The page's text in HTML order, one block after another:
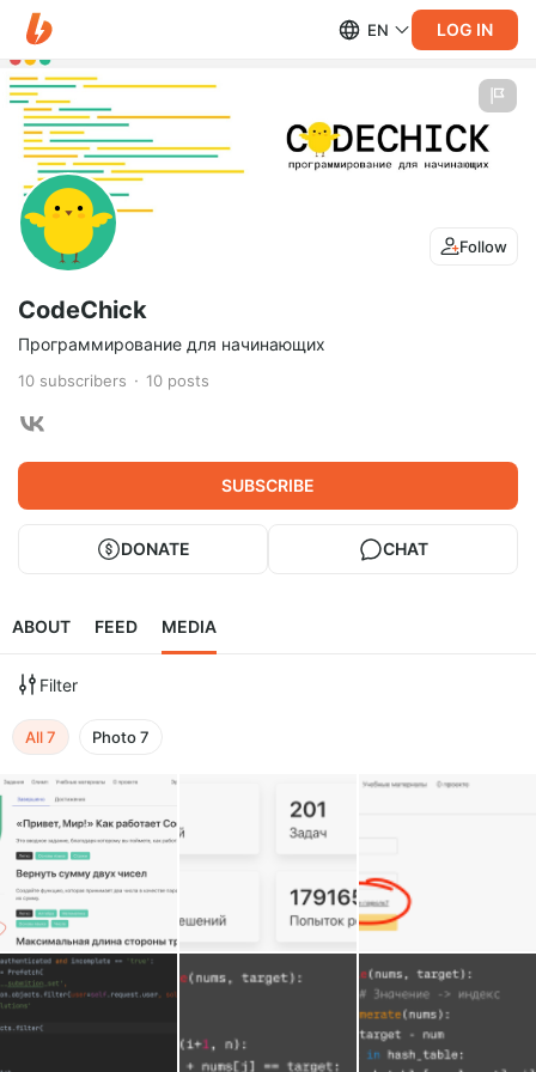
EN LOG IN
Follow
CodeChick
Программирование для начинающих
10 subscribers 10 posts
SUBSCRIBE
DONATE CHAT
ABOUT FEED MEDIA
Filter
All7 Photo7